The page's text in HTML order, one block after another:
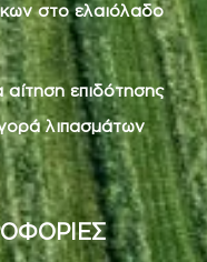
στο ελαιόλαδο
αίτηση επιδότησης
λιπασμάτων